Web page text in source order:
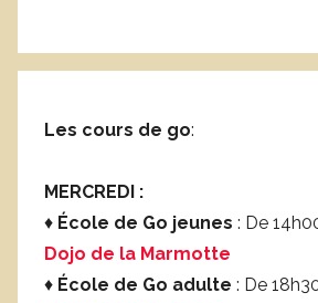
Les cours de go:
MERCREDI :
♦ École de Go jeunes : De
Dojo de la Marmotte
♦ École de Go adulte : De